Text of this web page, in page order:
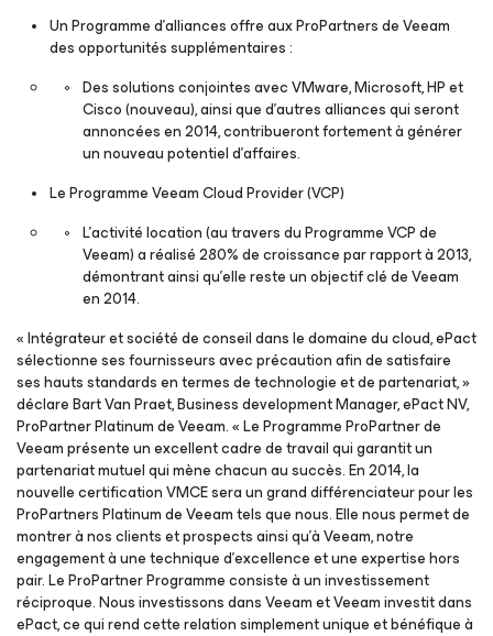
Un Programme d’alliances offre aux ProPartners de Veeam
des opportunités supplémentaires :
Des solutions conjointes avec VMware, Microsoft, HP et
Cisco (nouveau), ainsi que d’autres alliances qui seront
annoncées en 2014, contribueront fortement à générer
un nouveau potentiel d’affaires.
Le ProgrammeVeeam Cloud Provider(VCP)
L’activité location (au travers du Programme VCP de
Veeam) a réalisé 280% de croissance par rapport à 2013,
démontrant ainsi qu’elle reste un objectif clé de Veeam
en 2014.
« Intégrateur et société de conseil dans le domaine du cloud, ePact
sélectionne ses fournisseurs avec précaution afin de satisfaire
ses hauts standards en termes de technologie et de partenariat, »
déclare Bart Van Praet, Business development Manager, ePact NV,
ProPartner Platinum de Veeam. « Le Programme ProPartner de
Veeam présente un excellent cadre de travail qui garantit un
partenariat mutuel qui mène chacun au succès. En 2014, la
nouvelle certification VMCE sera un grand différenciateur pour les
ProPartners Platinum de Veeam tels que nous. Elle nous permet de
montrer à nos clients et prospects ainsi qu’à Veeam, notre
engagement à une technique d’excellence et une expertise hors
pair. Le ProPartner Programme consiste à un investissement
réciproque. Nous investissons dans Veeam et Veeam investit dans
ePact, ce qui rend cette relation simplement unique et bénéfique à